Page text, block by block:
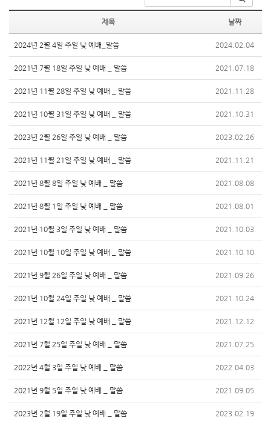
제목 날짜
2024년 2월 4일 주일 낮 예배_말씀 2024.02.04
2021년 7월 18일 주일 낮 예배 _ 말씀 2021.07.18
2021년 11월 28일 주일 낮 예배 _ 말씀 2021.11.28
2021년 10월 31일 주일 낮 예배 _ 말씀 2021.10.31
2023년 2월 26일 주일 낮 예배 _ 말씀 2023.02.26
2021년 11월 21일 주일 낮 예배 _ 말씀 2021.11.21
2021년 8월 8일 주일 낮 예배 _ 말씀 2021.08.08
2021년 8월 1일 주일 낮 예배 _ 말씀 2021.08.01
2021년 10월 3일 주일 낮 예배 _ 말씀 2021.10.03
2021년 10월 10일 주일 낮 예배 _ 말씀 2021.10.10
2021년 9월 26일 주일 낮 예배 _ 말씀 2021.09.26
2021년 10월 24일 주일 낮 예배 _ 말씀 2021.10.24
2021년 12월 12일 주일 낮 예배 _ 말씀 2021.12.12
2021년 7월 25일 주일 낮 예배 _ 말씀 2021.07.25
2022년 4월 3일 주일 낮 예배 _ 말씀 2022.04.03
2021년 9월 5일 주일 낮 예배 _ 말씀 2021.09.05
2023년 2월 19일 주일 낮 예배 _ 말씀 2023.02.19